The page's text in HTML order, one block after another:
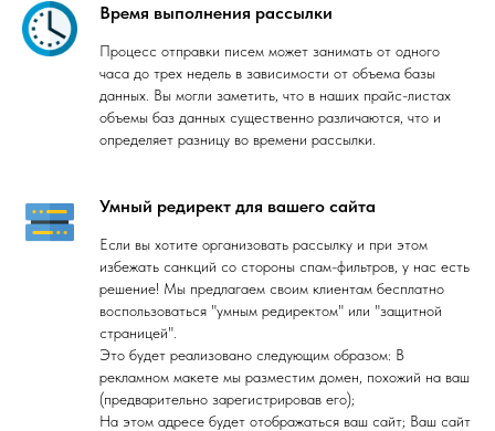
Время выполнения рассылки
Процесс отправки писем может занимать от одного
часа до трех недель в зависимости от объема базы
данных. Вы могли заметить, что в наших прайс-листах
объемы баз данных существенно различаются, что и
определяет разницу во времени рассылки.
Умный редирект для вашего сайта
Если вы хотите организовать рассылку и при этом
избежать санкций со стороны спам-фильтров, у нас есть
решение! Мы предлагаем своим клиентам бесплатно
воспользоваться "умным редиректом" или "защитной
страницей".
Это будет реализовано следующим образом: В
рекламном макете мы разместим домен, похожий на ваш
(предварительно зарегистрировав его);
На этом адресе будет отображаться ваш сайт; Ваш сайт